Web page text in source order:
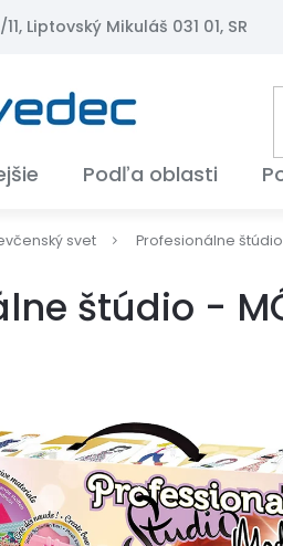
Liptovský Mikuláš 031 01, SR
Podľa oblasti
svet Profesionálne
štúdio -